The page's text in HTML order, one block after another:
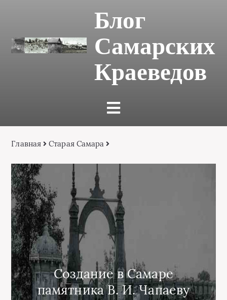
Блог
Самарских
Краеведов
Главная Старая Самара
Создание в Самаре
памятника В. И. Чапаеву